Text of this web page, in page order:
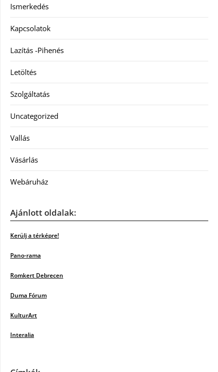
Ismerkedés
Kapcsolatok
Lazítás -Pihenés
Letöltés
Szolgáltatás
Uncategorized
Vallás
Vásárlás
Webáruház
Ajánlott oldalak:
Kerülj a térképre!
Pano-rama
Romkert Debrecen
Duma Fórum
KulturArt
Interalia